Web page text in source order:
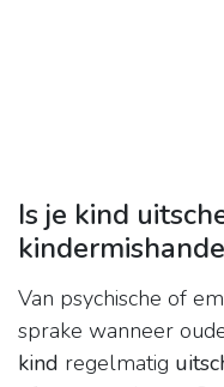
Is je kind
Van psychische of
sprake wanneer
kind regelmatig